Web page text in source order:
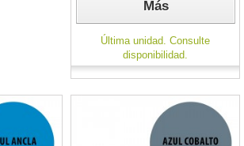
Más
Última unidad. Consulte
disponibilidad.